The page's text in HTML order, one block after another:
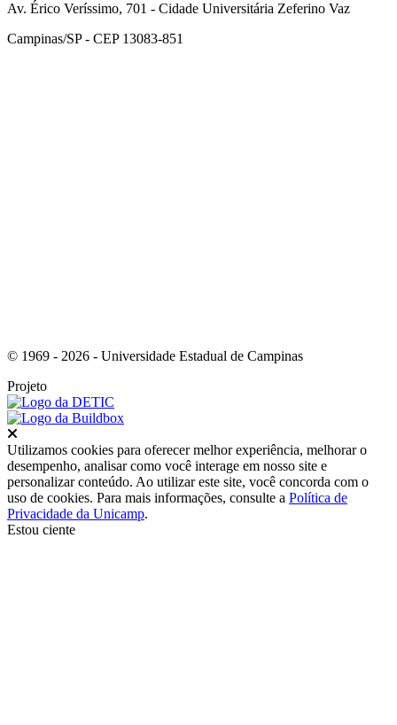
Av. Érico Veríssimo, 701 - Cidade Universitária Zeferino Vaz
Campinas/SP - CEP 13083-851
© 1969 - 2026 - Universidade Estadual de Campinas
Projeto
Utilizamos cookies para oferecer melhor experiência, melhorar o
desempenho, analisar como você interage em nosso site e
personalizar conteúdo. Ao utilizar este site, você concorda com o
uso de cookies. Para mais informações, consulte a Política de
Privacidade da Unicamp.
Estou ciente